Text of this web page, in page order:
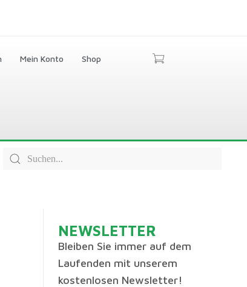
Mein Konto Shop
NEWSLETTER
Bleiben Sie immer auf dem
Laufenden mit unserem
kostenlosen Newsletter!